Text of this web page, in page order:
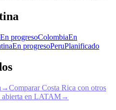
En progresoColombiaEn
En progresoPeruPlanificado
→Comparar Costa Rica con otros
abierta en LATAM→